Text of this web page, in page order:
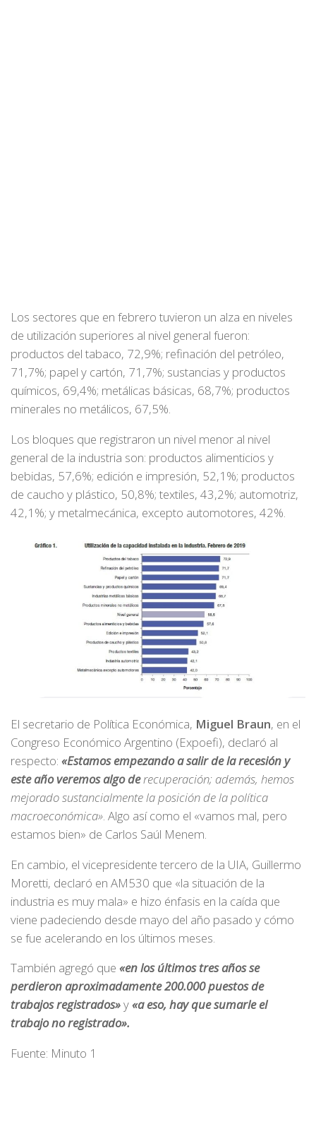
Los sectores que en febrero tuvieron un alza en niveles
de utilización superiores al nivel general fueron:
productos del tabaco, 72,9%; refinación del petróleo,
71,7%; papel y cartón, 71,7%; sustancias y productos
químicos, 69,4%; metálicas básicas, 68,7%; productos
minerales no metálicos, 67,5%.
Los bloques que registraron un nivel menor al nivel
general de la industria son: productos alimenticios y
bebidas, 57,6%; edición e impresión, 52,1%; productos
de caucho y plástico, 50,8%; textiles, 43,2%; automotriz,
42,1%; y metalmecánica, excepto automotores, 42%.
El secretario de Política Económica, Miguel Braun, en el
Congreso Económico Argentino (Expoefi), declaró al
respecto: «Estamos empezando a salir de la recesión y
este año veremos algo derecuperación; además, hemos
mejorado sustancialmente la posición de la política
macroeconómica». Algo así como el «vamos mal, pero
estamos bien» de Carlos Saúl Menem.
En cambio, el vicepresidente tercero de la UIA, Guillermo
Moretti, declaró en AM530 que «la situación de la
industria es muy mala» e hizo énfasis en la caída que
viene padeciendo desde mayo del año pasado y cómo
se fue acelerando en los últimos meses.
También agregó que «en los últimos tres años se
perdieron aproximadamente 200.000 puestos de
trabajos registrados»y«a eso, hay que sumarle el
trabajo no registrado».
Fuente: Minuto 1